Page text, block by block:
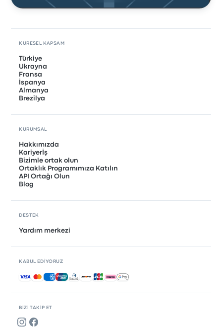
BIZI TAKIP ET
KÜRESEL KAPSAM
Türkiye
Ukrayna
Fransa
İspanya
Almanya
Brezilya
KURUMSAL
Hakkımızda
Kariyerİş
Bizimle ortak olun
Ortaklık Programımıza Katılın
API Ortağı Olun
Blog
DESTEK
Yardım merkezi
KABUL EDIYORUZ
Kabul edilen ödemeler